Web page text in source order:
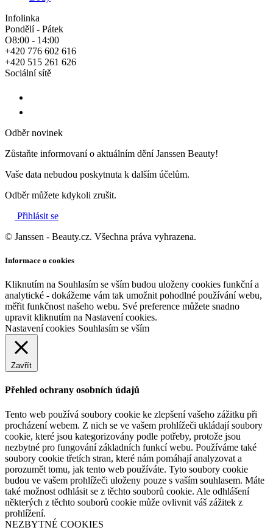
Infolinka
Pondělí - Pátek
O8:00 - 14:00
+420 776 602 616
+420 515 261 626
Sociální sítě
Odběr novinek
Zůstaňte informovaní o aktuálním dění Janssen Beauty!
Vaše data nebudou poskytnuta k dalším účelům.
Odběr můžete kdykoli zrušit.
Přihlásit se
© Janssen - Beauty.cz. Všechna práva vyhrazena.
Informace o cookies
Kliknutím na Souhlasím se vším budou uloženy cookies funkční a
analytické - dokážeme vám tak umožnit pohodlné používání webu,
měřit funkčnost našeho webu. Své preference můžete snadno
upravit kliknutím na Nastavení cookies.
Nastavení cookies Souhlasím se vším
Zavřít
Přehled ochrany osobních údajů
Tento web používá soubory cookie ke zlepšení vašeho zážitku při
procházení webem. Z nich se ve vašem prohlížeči ukládají soubory
cookie, které jsou kategorizovány podle potřeby, protože jsou
nezbytné pro fungování základních funkcí webu. Používáme také
soubory cookie třetích stran, které nám pomáhají analyzovat a
porozumět tomu, jak tento web používáte. Tyto soubory cookie
budou ve vašem prohlížeči uloženy pouze s vaším souhlasem. Máte
také možnost odhlásit se z těchto souborů cookie. Ale odhlášení
některých z těchto souborů cookie může ovlivnit váš zážitek z
prohlížení.
NEZBYTNÉ COOKIES